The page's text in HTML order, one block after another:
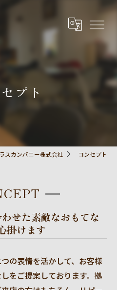
プト
スカンパニー株式会社 コンセプト
せた素敵なおもてな
掛けます
の表情を活かして、お客様
をご提案しております。拠